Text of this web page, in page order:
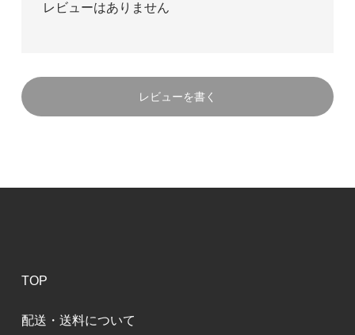
レビューはありません
レビューを書く
TOP
配送・送料について